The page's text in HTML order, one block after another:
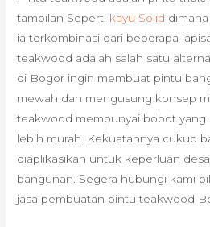
tampilan Seperti kayu Solid
ia terkombinasi dari beberapa
teakwood adalah salah satu
di Bogor ingin membuat pintu
mewah dan mengusung konsep
teakwood mempunyai bobot yang
lebih murah. Kekuatannya cukup
diaplikasikan untuk keperluan
bangunan. Segera hubungi kami
jasa pembuatan pintu teakwood